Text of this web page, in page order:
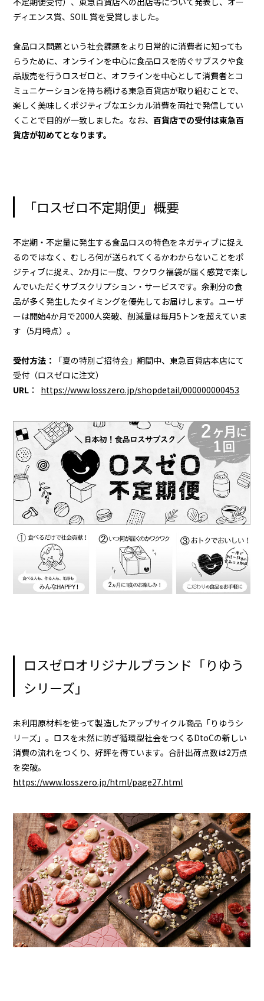
ディエンス賞、SOIL 賞を受賞しました。
食品ロス問題という社会課題をより日常的に消費者に知っても
らうために、オンラインを中心に食品ロスを防ぐサブスクや食
品販売を行うロスゼロと、オフラインを中心として消費者とコ
ミュニケーションを持ち続ける東急百貨店が取り組むことで、
楽しく美味しくポジティブなエシカル消費を両社で発信してい
くことで目的が一致しました。なお、百貨店での受付は東急百
貨店が初めてとなります。
「ロスゼロ不定期便」概要
不定期・不定量に発生する食品ロスの特色をネガティブに捉え
るのではなく、むしろ何が送られてくるかわからないことをポ
ジティブに捉え、2か月に一度、ワクワク福袋が届く感覚で楽し
んでいただくサブスクリプション・サービスです。余剰分の食
品が多く発生したタイミングを優先してお届けします。ユーザ
ーは開始4か月で2000人突破、削減量は毎月5トンを超えていま
す（5月時点）。
受付方法：
「夏の特別ご招待会」期間中、東急百貨店本店にて
受付（ロスゼロに注文）
URL ： https://www.losszero.jp/shopdetail/000000000453
ロスゼロオリジナルブランド「りゆう
シリーズ」
未利用原材料を使って製造したアップサイクル商品「りゆうシ
リーズ」。ロスを未然に防ぎ循環型社会をつくるDtoCの新しい
消費の流れをつくり、好評を得ています。合計出荷点数は2万点
を突破。
https://www.losszero.jp/html/page27.html